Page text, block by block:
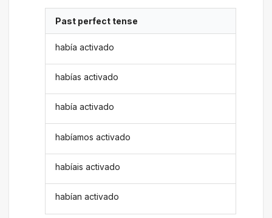
Past perfect tense
había activado
habías activado
había activado
habíamos activado
habíais activado
habían activado